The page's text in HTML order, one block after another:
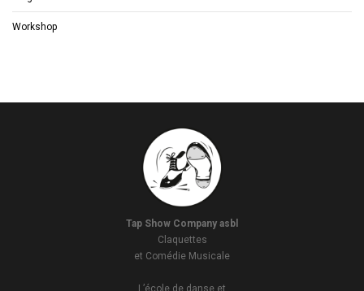
Workshop
Tap Show Company asbl
Claquettes
et Comédie Musicale
L’école de danse et